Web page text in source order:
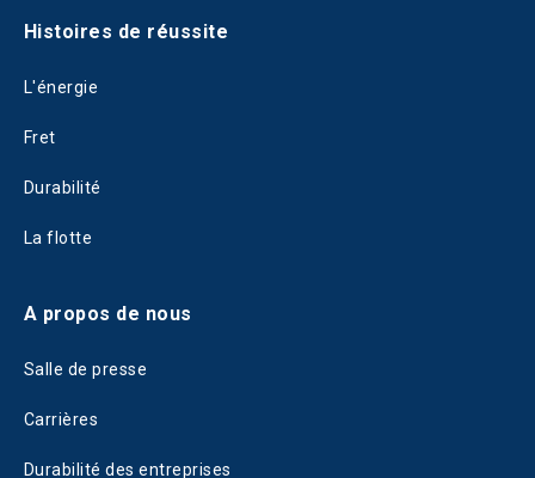
Histoires de réussite
L'énergie
Fret
Durabilité
La flotte
A propos de nous
Salle de presse
Carrières
Durabilité des entreprises